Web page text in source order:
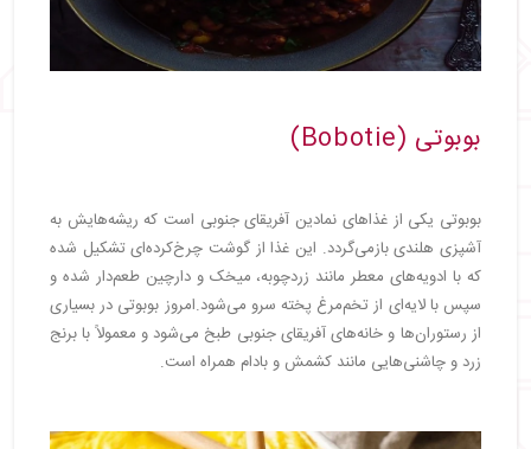
بوبوتی (Bobotie)
بوبوتی یکی از غذاهای نمادین آفریقای جنوبی است که ریشه‌هایش به
آشپزی هلندی بازمی‌گردد. این غذا از گوشت چرخ‌کرده‌ای تشکیل شده
که با ادویه‌های معطر مانند زردچوبه، میخک و دارچین طعم‌دار شده و
سپس با لایه‌ای از تخم‌مرغ پخته سرو می‌شود.امروز بوبوتی در بسیاری
از رستوران‌ها و خانه‌های آفریقای جنوبی طبخ می‌شود و معمولاً با برنج
زرد و چاشنی‌هایی مانند کشمش و بادام همراه است.